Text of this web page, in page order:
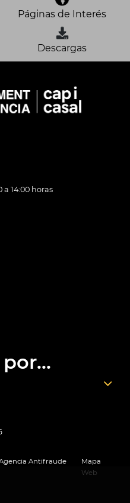
Páginas de Interés
Descargas
a 14:00 horas
Antifraude
Mapa
Web